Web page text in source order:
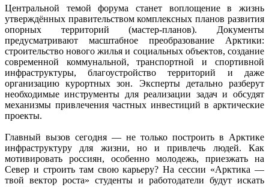
Центральной темой форума станет воплощение в жизнь
утверждённых правительством комплексных планов развития
опорных территорий (мастер‑планов). Документы
предусматривают масштабное преобразование Арктики:
строительство нового жилья и социальных объектов, создание
современной коммунальной, транспортной и спортивной
инфраструктуры, благоустройство территорий и даже
организацию курортных зон. Эксперты детально разберут
необходимые инструменты для реализации задач и обсудят
механизмы привлечения частных инвестиций в арктические
проекты.
Главный вызов сегодня — не только построить в Арктике
инфраструктуру для жизни, но и привлечь людей. Как
мотивировать россиян, особенно молодежь, приезжать на
Север и строить там свою карьеру? На сессии «Арктика —
твой вектор роста» студенты и работодатели будут искать